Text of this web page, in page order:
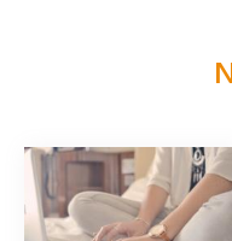
Páginas